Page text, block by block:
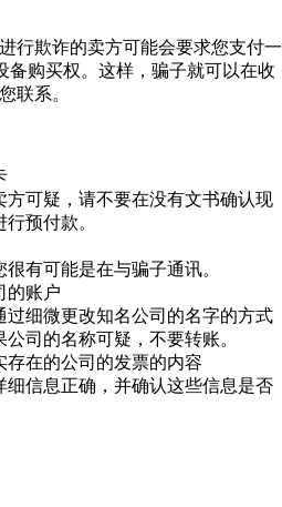
行欺诈的卖方可能会要求您支付一
备购买权。这样，骗子就可以在收
联系。
方可疑，请不要在没有文书确认现
预付款。
有可能是在与骗子通讯。
的账户
过细微更改知名公司的名字的方式
司的名称可疑，不要转账。
存在的公司的发票的内容
细信息正确，并确认这些信息是否